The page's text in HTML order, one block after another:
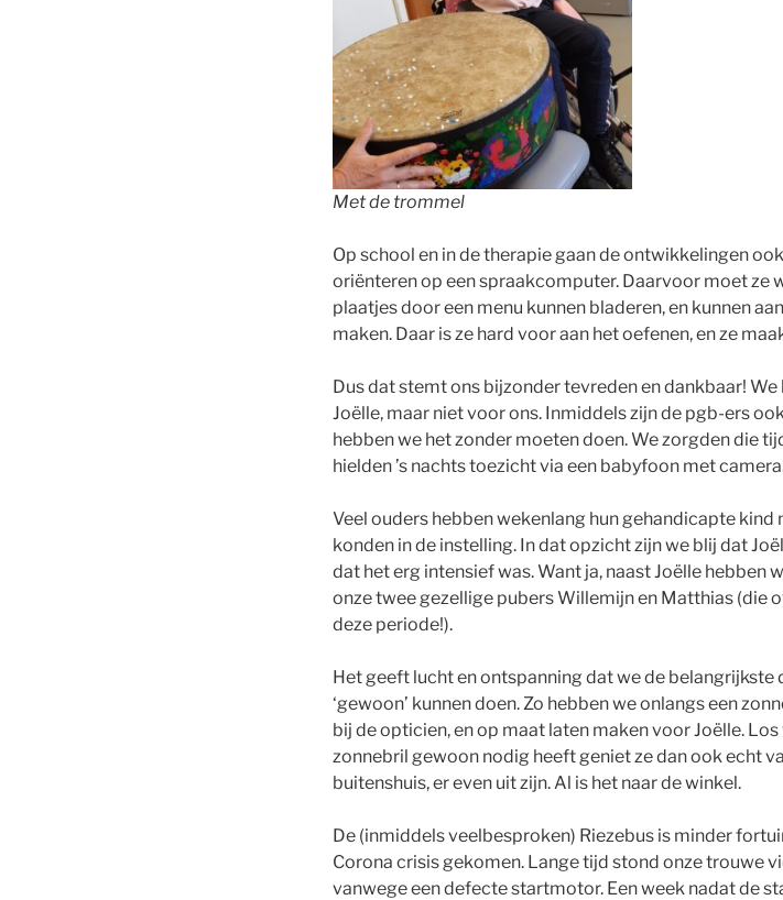
Met de trommel
Op school en in de therapie gaan de ontwikkelingen
oriënteren op een spraakcomputer. Daarvoor moet ze
plaatjes door een menu kunnen bladeren, en kunnen
maken. Daar is ze hard voor aan het oefenen, en ze
Dus dat stemt ons bijzonder tevreden en dankbaar!
Joëlle, maar niet voor ons. Inmiddels zijn de pgb-ers
hebben we het zonder moeten doen. We zorgden die
hielden ’s nachts toezicht via een babyfoon met
Veel ouders hebben wekenlang hun gehandicapte
konden in de instelling. In dat opzicht zijn we blij dat
dat het erg intensief was. Want ja, naast Joëlle hebben
onze twee gezellige pubers Willemijn en Matthias (die
deze periode!).
Het geeft lucht en ontspanning dat we de belangrijkste
‘gewoon’ kunnen doen. Zo hebben we onlangs een
bij de opticien, en op maat laten maken voor Joëlle. Los
zonnebril gewoon nodig heeft geniet ze dan ook echt
buitenshuis, er even uit zijn. Al is het naar de winkel.
De (inmiddels veelbesproken) Riezebus is minder
Corona crisis gekomen. Lange tijd stond onze trouwe
vanwege een defecte startmotor. Een week nadat de